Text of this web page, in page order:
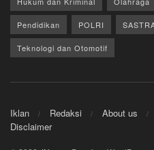
Pendidikan POLRI
Teknologi dan Otomotif
Iklan Redaksi About us
Disclaimer